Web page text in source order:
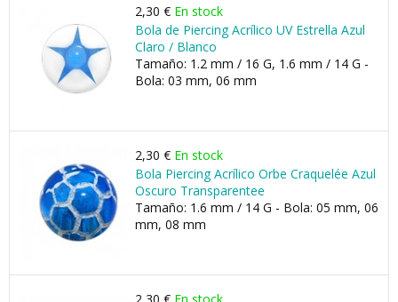
2,30 € En stock
Bola de Piercing Acrílico UV Estrella Azul
Claro / Blanco
Tamaño: 1.2 mm / 16 G, 1.6 mm / 14 G -
Bola: 03 mm, 06 mm
2,30 € En stock
Bola Piercing Acrílico Orbe Craquelée Azul
Oscuro Transparentee
Tamaño: 1.6 mm / 14 G - Bola: 05 mm, 06
mm, 08 mm